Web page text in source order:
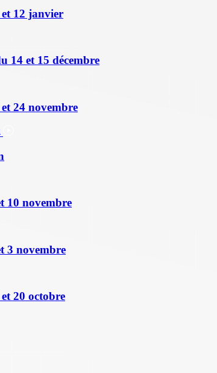
12 janvier
14 et 15 décembre
24 novembre
10 novembre
3 novembre
20 octobre